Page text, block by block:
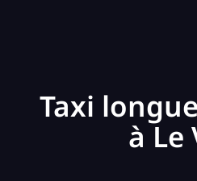
Taxi
à Le